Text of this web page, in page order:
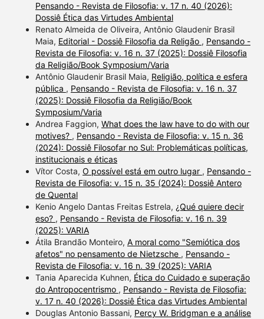
Pensando - Revista de Filosofia: v. 17 n. 40 (2026):
Dossiê Ética das Virtudes Ambiental
Renato Almeida de Oliveira, Antônio Glaudenir Brasil
Maia, Editorial - Dossiê Filosofia da Religão , Pensando -
Revista de Filosofia: v. 16 n. 37 (2025): Dossiê Filosofia
da Religião/Book Symposium/Varia
Antônio Glaudenir Brasil Maia, Religião, política e esfera
pública , Pensando - Revista de Filosofia: v. 16 n. 37
(2025): Dossiê Filosofia da Religião/Book
Symposium/Varia
Andrea Faggion, What does the law have to do with our
motives? , Pensando - Revista de Filosofia: v. 15 n. 36
(2024): Dossiê Filosofar no Sul: Problemáticas políticas,
institucionais e éticas
Vítor Costa, O possível está em outro lugar , Pensando -
Revista de Filosofia: v. 15 n. 35 (2024): Dossiê Antero
de Quental
Kenio Angelo Dantas Freitas Estrela, ¿Qué quiere decir
eso? , Pensando - Revista de Filosofia: v. 16 n. 39
(2025): VARIA
Átila Brandão Monteiro, A moral como "Semiótica dos
afetos" no pensamento de Nietzsche , Pensando -
Revista de Filosofia: v. 16 n. 39 (2025): VARIA
Tania Aparecida Kuhnen, Ética do Cuidado e superação
do Antropocentrismo , Pensando - Revista de Filosofia:
v. 17 n. 40 (2026): Dossiê Ética das Virtudes Ambiental
Douglas Antonio Bassani, Percy W. Bridgman e a análise